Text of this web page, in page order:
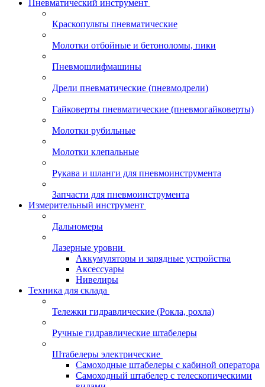
Пневматический инструмент
Краскопульты пневматические
Молотки отбойные и бетоноломы, пики
Пневмошлифмашины
Дрели пневматические (пневмодрели)
Гайковерты пневматические (пневмогайковерты)
Молотки рубильные
Молотки клепальные
Рукава и шланги для пневмоинструмента
Запчасти для пневмоинструмента
Измерительный инструмент
Дальномеры
Лазерные уровни
Аккумуляторы и зарядные устройства
Аксессуары
Нивелиры
Техника для склада
Тележки гидравлические (Рокла, рохла)
Ручные гидравлические штабелеры
Штабелеры электрические
Самоходные штабелеры с кабиной оператора
Самоходный штабелер с телескопическими